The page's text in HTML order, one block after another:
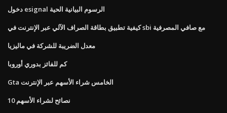
دخول esignal الرسوم البيانية الحية
كيفية تطبيق بطاقة الصراف الآلي عبر الإنترنت في sbi مع صافي المصرفية
معدل الضريبة للشركة في ماليزيا
كم للفائز بدوري أوروبا
Gta الخامس شراء الأسهم عبر الإنترنت
10 نصائح لشراء الأسهم